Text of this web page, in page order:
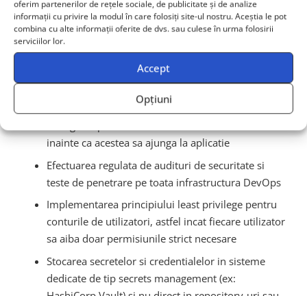
oferim partenerilor de rețele sociale, de publicitate și de analize
informații cu privire la modul în care folosiți site-ul nostru. Aceștia le pot
combina cu alte informații oferite de dvs. sau culese în urma folosirii
serviciilor lor.
Accept
Opțiuni
proces formal de vulnerability
managementImplementarea unui sistem de
monitorizare si detectie a intruziunilor (IDS/IPS)
capabil sa identifice comportamente anormale
specifice exploatarii RCE
Utilizarea unui Web Application Firewall (WAF)
inainte ca acestea sa ajunga la aplicatie
Efectuarea regulata de audituri de securitate si
teste de penetrare pe toata infrastructura DevOps
Implementarea principiului least privilege pentru
conturile de utilizatori, astfel incat fiecare utilizator
sa aiba doar permisiunile strict necesare
Stocarea secretelor si credentialelor in sisteme
dedicate de tip secrets management (ex: